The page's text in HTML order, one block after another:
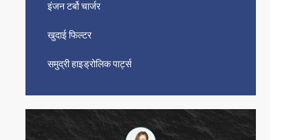
इंजन टर्बो चार्जर
खुदाई फिल्टर
समुद्री हाइड्रोलिक पार्ट्स